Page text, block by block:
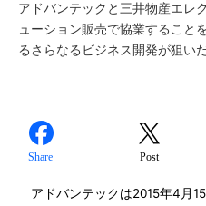
アドバンテックと三井物産エレ
ューション販売で協業すること
るさらなるビジネス開発が狙いだ
Share Post
アドバンテックは2015年4月